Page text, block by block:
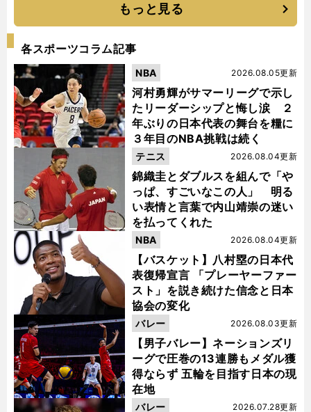
もっと見る
各スポーツコラム記事
河村勇輝がサマーリーグで示し
たリーダーシップと悔し涙 ２
年ぶりの日本代表の舞台を糧に
３年目のNBA挑戦は続く
2026.08.05更新
NBA
錦織圭とダブルスを組んで「や
っぱ、すごいなこの人」 明る
い表情と言葉で内山靖崇の迷い
を払ってくれた
2026.08.04更新
テニス
【バスケット】八村塁の日本代
表復帰宣言 「プレーヤーファー
スト」を説き続けた信念と日本
協会の変化
2026.08.04更新
NBA
【男子バレー】ネーションズリ
ーグで圧巻の13連勝もメダル獲
得ならず 五輪を目指す日本の現
在地
2026.08.03更新
バレー
2026.07.28更新
バレー